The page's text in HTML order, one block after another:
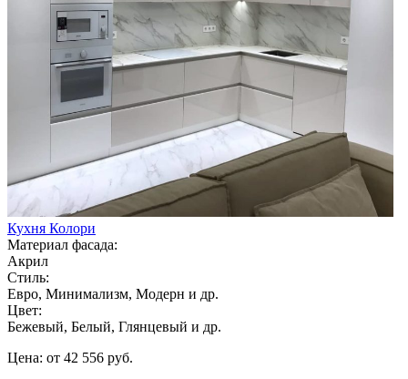
Кухня Колори
Материал фасада:
Акрил
Стиль:
Евро, Минимализм, Модерн и др.
Цвет:
Бежевый, Белый, Глянцевый и др.
Цена: от 42 556 руб.